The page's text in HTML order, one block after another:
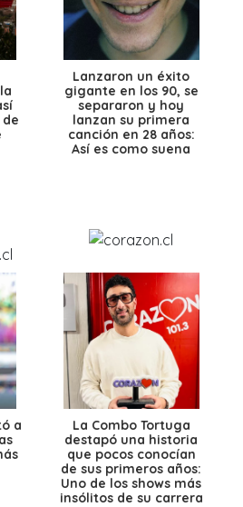
Lanzaron un éxito
gigante en los 90, se
separaron y hoy
lanzan su primera
canción en 28 años:
Así es como suena
a
La Combo Tortuga
destapó una historia
que pocos conocían
de sus primeros años:
Uno de los shows más
insólitos de su carrera